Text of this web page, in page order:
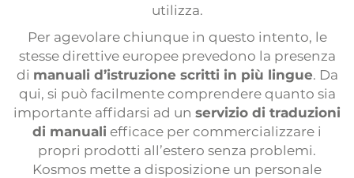
Prácticas
Formulario traductores
Pruebas de traducción
utilizza.
Per agevolare chiunque in questo intento, le
stesse direttive europee prevedono la presenza
di manuali d’istruzione scritti in più lingue. Da
qui, si può facilmente comprendere quanto sia
importante affidarsi ad un servizio di traduzioni
di manuali efficace per commercializzare i
propri prodotti all’estero senza problemi.
Kosmos mette a disposizione un personale